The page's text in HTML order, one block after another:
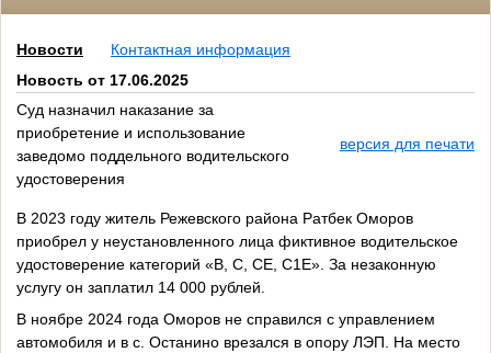
Новости
Контактная информация
Новость от 17.06.2025
Суд назначил наказание за
приобретение и использование
заведомо поддельного водительского
удостоверения
версия для печати
В 2023 году житель Режевского района Ратбек Оморов
приобрел у неустановленного лица фиктивное водительское
удостоверение категорий «В, С, СЕ, С1Е». За незаконную
услугу он заплатил 14 000 рублей.
В ноябре 2024 года Оморов не справился с управлением
автомобиля и в с. Останино врезался в опору ЛЭП. На место